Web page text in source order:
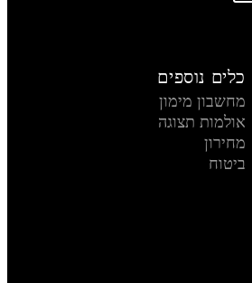
כלים נוספים
מחשבון מימון
אולמות תצוגה
מחירון
ביטוח